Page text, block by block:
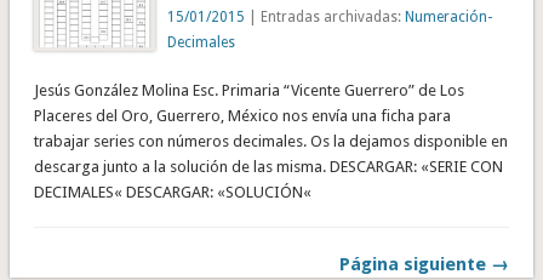
15/01/2015 | Entradas archivadas: Numeración-
Decimales
Jesús González Molina Esc. Primaria “Vicente Guerrero” de Los
Placeres del Oro, Guerrero, México nos envía una ficha para
trabajar series con números decimales. Os la dejamos disponible en
descarga junto a la solución de las misma. DESCARGAR: «SERIE CON
DECIMALES« DESCARGAR: «SOLUCIÓN«
Página siguiente →